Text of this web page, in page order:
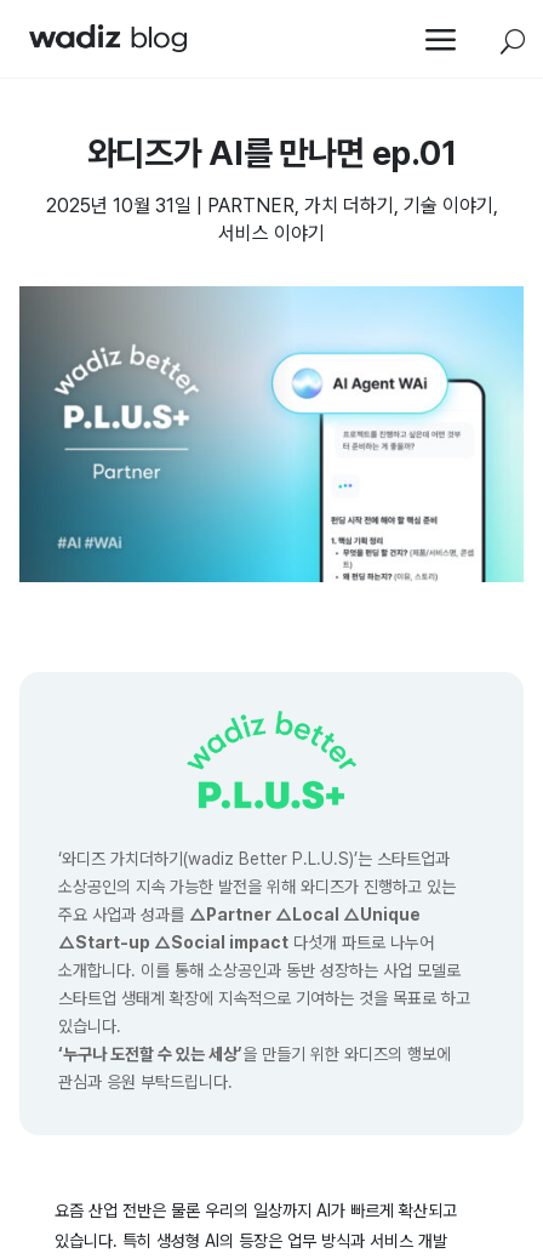
a U
와디즈가 AI를 만나면 ep.01
2025년 10월 31일 PARTNER, 가치 더하기 , 기술 이야기 ,
서비스 이야기
‘와디즈 가치더하기(wadiz Better P.L.U.S)’는 스타트업과
소상공인의 지속 가능한 발전을 위해 와디즈가 진행하고 있는
주요 사업과 성과를 △Partner △Local △Unique
△Start-up △Social impact 다섯개 파트로 나누어
소개합니다. 이를 통해 소상공인과 동반 성장하는 사업 모델로
스타트업 생태계 확장에 지속적으로 기여하는 것을 목표로 하고
있습니다.
‘누구나 도전할 수 있는 세상’을 만들기 위한 와디즈의 행보에
관심과 응원 부탁드립니다.
요즘 산업 전반은 물론 우리의 일상까지 AI가 빠르게 확산되고
있습니다. 특히 생성형 AI의 등장은 업무 방식과 서비스 개발